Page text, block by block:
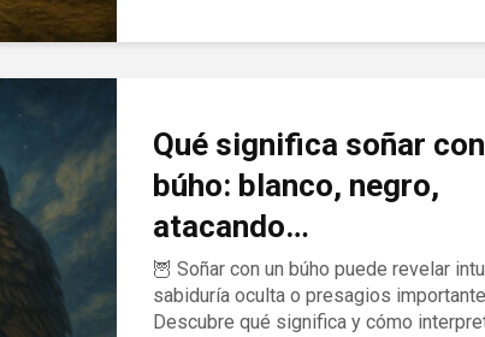
Qué significa soñar
búho: blanco, negro,
atacando…
🦉 Soñar con un búho puede revelar
sabiduría oculta o presagios
Descubre qué significa y cómo